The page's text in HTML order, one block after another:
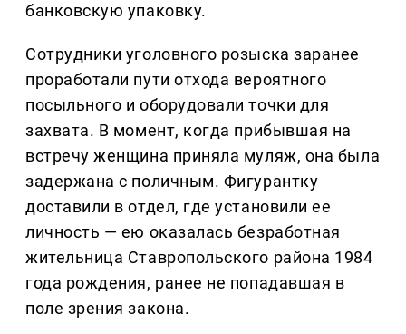
банковскую упаковку.
Сотрудники уголовного розыска заранее
проработали пути отхода вероятного
посыльного и оборудовали точки для
захвата. В момент, когда прибывшая на
встречу женщина приняла муляж, она была
задержана с поличным. Фигурантку
доставили в отдел, где установили ее
личность — ею оказалась безработная
жительница Ставропольского района 1984
года рождения, ранее не попадавшая в
поле зрения закона.